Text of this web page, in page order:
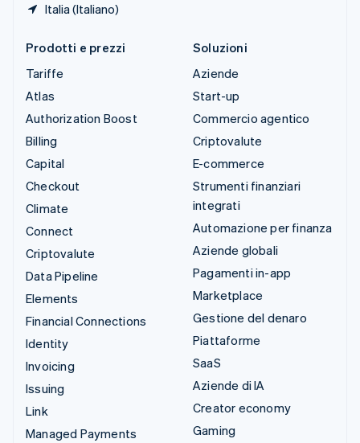
Italia (Italiano)
Prodotti e prezzi
Tariffe
Atlas
Authorization Boost
Billing
Capital
Checkout
Climate
Connect
Criptovalute
Data Pipeline
Elements
Financial Connections
Identity
Invoicing
Issuing
Link
Managed Payments
Soluzioni
Aziende
Start-up
Commercio agentico
Criptovalute
E-commerce
Strumenti finanziari
integrati
Automazione per finanza
Aziende globali
Pagamenti in-app
Marketplace
Gestione del denaro
Piattaforme
SaaS
Aziende di IA
Creator economy
Gaming